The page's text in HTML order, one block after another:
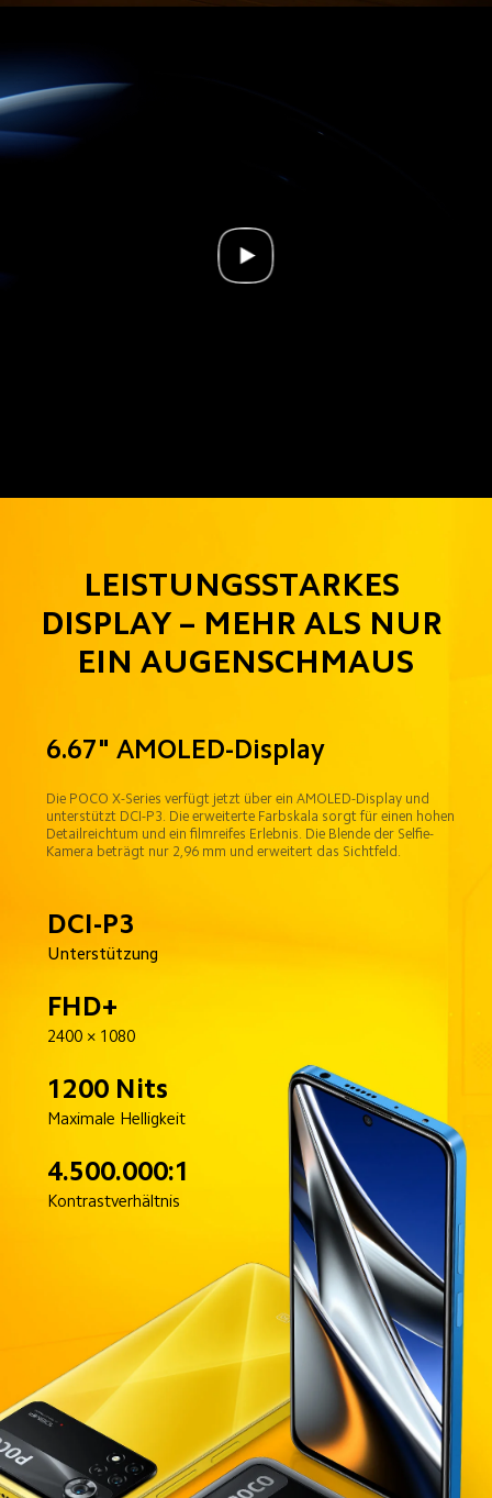
LEISTUNGSSTARKES
DISPLAY – MEHR ALS NUR
EIN AUGENSCHMAUS
6.67" AMOLED-Display
Die POCO X-Series verfügt jetzt über ein AMOLED-Display und
unterstützt DCI-P3. Die erweiterte Farbskala sorgt für einen hohen
Detailreichtum und ein filmreifes Erlebnis. Die Blende der Selfie-
Kamera beträgt nur 2,96 mm und erweitert das Sichtfeld.
DCI-P3
Unterstützung
FHD+
2400 × 1080
1200 Nits
Maximale Helligkeit
4.500.000:1
Kontrastverhältnis